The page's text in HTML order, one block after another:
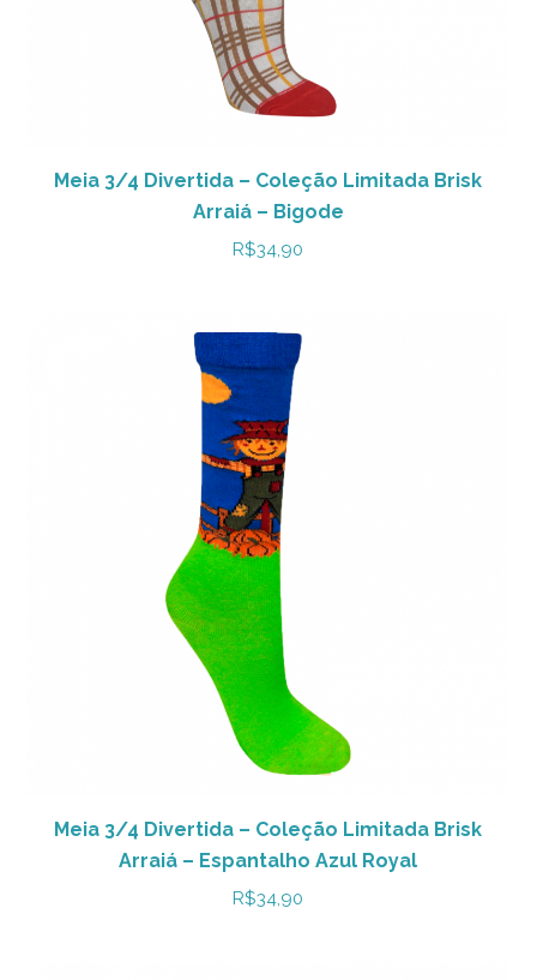
Meia 3/4 Divertida – Coleção Limitada Brisk
Arraiá – Bigode
R$34,90
Meia 3/4 Divertida – Coleção Limitada Brisk
Arraiá – Espantalho Azul Royal
R$34,90